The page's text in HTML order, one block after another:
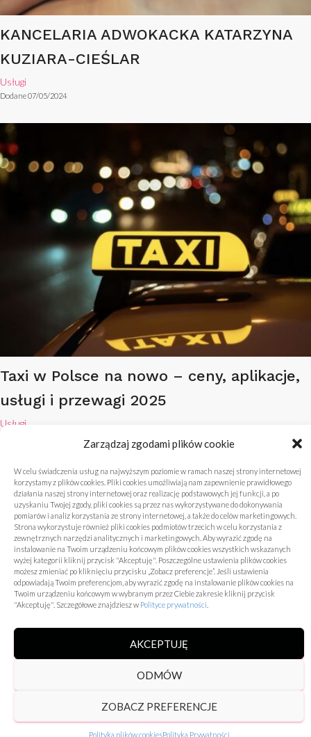
Zarządzaj zgodami plików cookie
W celu świadczenia usług na najwyższym poziomie w ramach naszej strony internetowej
korzystamy z plików cookies. Pliki cookies umożliwiają nam zapewnienie prawidłowego
działania naszej strony internetowej oraz realizację podstawowych jej funkcji, a po
uzyskaniu Twojej zgody, pliki cookies są przez nas wykorzystywane do dokonywania
pomiarów i analiz korzystania ze strony internetowej, a także do celów marketingowych.
Strona wykorzystuje również pliki cookies podmiotów trzecich w celu korzystania z
zewnętrznych narzędzi analitycznych i marketingowych. Aby wyrazić zgodę na
instalowanie na Twoim urządzeniu końcowym plików cookies wszystkich wskazanych
wyżej kategorii kliknij przycisk "Akceptuję". Poszczególne ustawienia plików cookies
możesz zmieniać po kliknięciu przycisku „Zobacz preferencje”. Jeśli ustawienia
odpowiadają Twoim preferencjom, aby wyrazić zgodę na instalowanie plików cookies na
Twoim urządzeniu końcowym w wybranym przez Ciebie zakresie kliknij przycisk
"Akceptuję". Szczegółowe znajdziesz w Polityce prywatności
AKCEPTUJĘ
ODMÓW
ZOBACZ PREFERENCJE
Polityka plików cookiesPolityka Prywatności
KANCELARIA ADWOKACKA KATARZYNA
KUZIARA-CIEŚLAR
Usługi
Dodane 07/05/2024
Taxi w Polsce na nowo – ceny, aplikacje,
usługi i przewagi 2025
Usługi
POLITYKA PRYWATNOŚCI POLITYKA PLIKÓW COOKIES (EU)
Hestia | Stworzone przezThemeIsle